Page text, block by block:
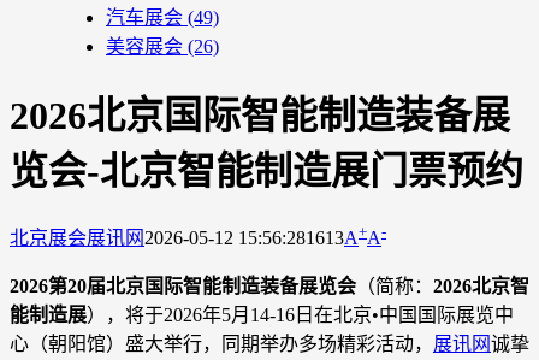
汽车展会 (49)
美容展会 (26)
2026北京国际智能制造装备展
览会-北京智能制造展门票预约
北京展会展讯网 2026-05-12 15:56:281613A+A-
2026第20届北京国际智能制造装备展览会 （简称： 2026北京智
能制造展），将于2026年5月14-16日在北京•中国国际展览中
心（朝阳馆）盛大举行，同期举办多场精彩活动， 展讯网诚挚